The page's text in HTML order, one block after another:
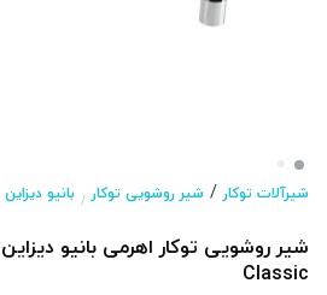
شیرآلات توکار/ شیر روشویی توکار / بانیو دیزاین
Classic